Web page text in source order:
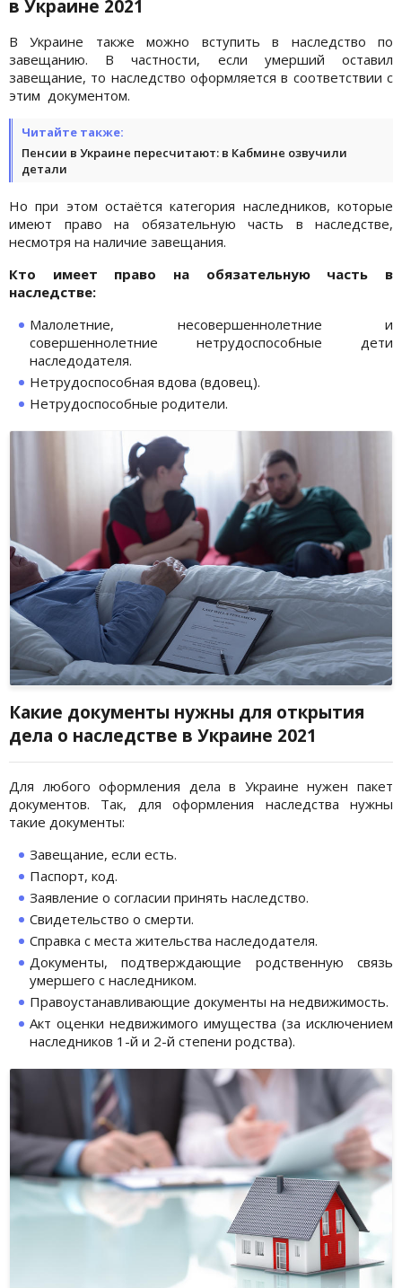
в Украине 2021
В Украине также можно вступить в наследство по
завещанию. В частности, если умерший оставил
завещание, то наследство оформляется в соответствии с
этим документом.
Читайте также:
Пенсии в Украине пересчитают: в Кабмине озвучили
детали
Но при этом остаётся категория наследников, которые
имеют право на обязательную часть в наследстве,
несмотря на наличие завещания.
Кто имеет право на обязательную часть в
наследстве:
Малолетние, несовершеннолетние и
совершеннолетние нетрудоспособные дети
наследодателя.
Нетрудоспособная вдова (вдовец).
Нетрудоспособные родители.
Какие документы нужны для открытия
дела о наследстве в Украине 2021
Для любого оформления дела в Украине нужен пакет
документов. Так,
для оформления наследства нужны
такие документы:
Завещание, если есть.
Паспорт, код.
Заявление о согласии принять наследство.
Свидетельство о смерти.
Справка с места жительства наследодателя.
Документы, подтверждающие родственную связь
умершего с наследником.
Правоустанавливающие документы на недвижимость.
Акт оценки недвижимого имущества (за исключением
наследников 1-й и 2-й степени родства).